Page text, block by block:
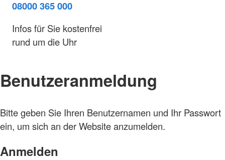
08000 365 000
Infos für Sie kostenfrei
rund um die Uhr
Benutzeranmeldung
Bitte geben Sie Ihren Benutzernamen und Ihr Passwort
ein, um sich an der Website anzumelden.
Anmelden